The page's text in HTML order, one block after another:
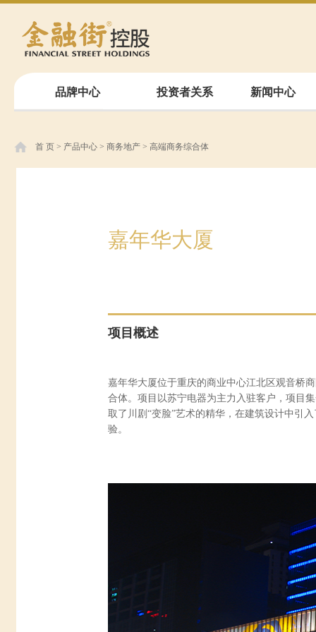
品牌中心 投资者关系 新闻中心
首 页 > 产品中心 > 商务地产 > 高端商务综合体
嘉年华大厦
项目概述
嘉年华大厦位于重庆的商业中心江北区观音桥
合体。项目以苏宁电器为主力入驻客户，项目
取了川剧“变脸”艺术的精华，在建筑设计中引
验。